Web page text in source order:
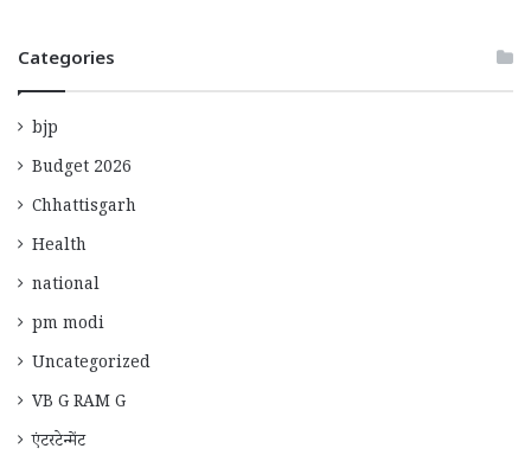
Categories
bjp
Budget 2026
Chhattisgarh
Health
national
pm modi
Uncategorized
VB G RAM G
एंटरटेन्मेंट